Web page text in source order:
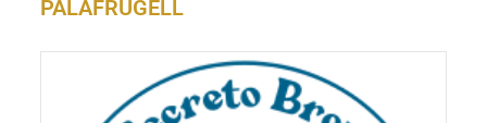
PALAFRUGELL